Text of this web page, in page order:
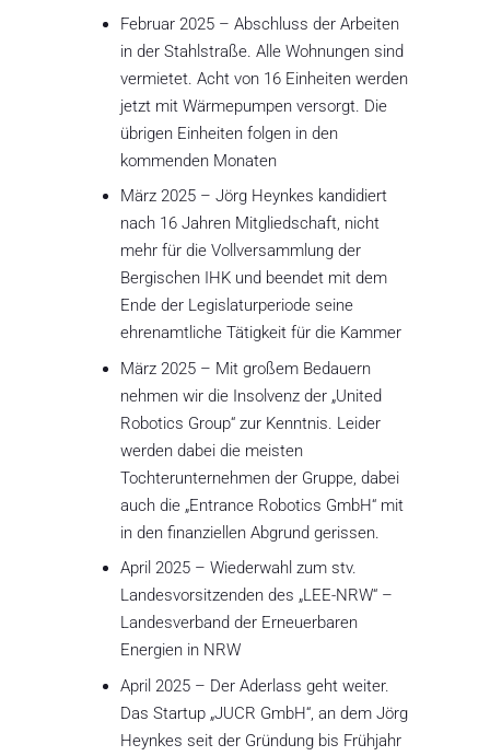
Februar 2025 – Abschluss der Arbeiten
in der Stahlstraße. Alle Wohnungen sind
vermietet. Acht von 16 Einheiten werden
jetzt mit Wärmepumpen versorgt. Die
übrigen Einheiten folgen in den
kommenden Monaten
März 2025 – Jörg Heynkes kandidiert
nach 16 Jahren Mitgliedschaft, nicht
mehr für die Vollversammlung der
Bergischen IHK und beendet mit dem
Ende der Legislaturperiode seine
ehrenamtliche Tätigkeit für die Kammer
März 2025 – Mit großem Bedauern
nehmen wir die Insolvenz der „United
Robotics Group“ zur Kenntnis. Leider
werden dabei die meisten
Tochterunternehmen der Gruppe, dabei
auch die „Entrance Robotics GmbH“ mit
in den finanziellen Abgrund gerissen.
April 2025 – Wiederwahl zum stv.
Landesvorsitzenden des „LEE-NRW“ –
Landesverband der Erneuerbaren
Energien in NRW
April 2025 – Der Aderlass geht weiter.
Das Startup „JUCR GmbH“, an dem Jörg
Heynkes seit der Gründung bis Frühjahr